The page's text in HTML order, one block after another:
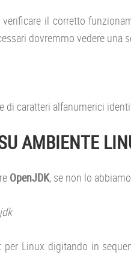
il corretto
dovremmo vedere una
di caratteri alfanumerici
AMBIENTE
OpenJDK, se non lo
Linux digitando in